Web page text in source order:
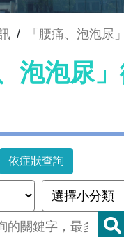
/ 「腰痛、泡泡尿
泡泡尿
依症狀查詢